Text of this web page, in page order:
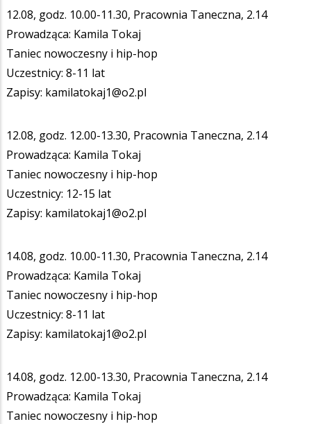
12.08, godz. 10.00-11.30, Pracownia Taneczna, 2.14
Prowadząca: Kamila Tokaj
Taniec nowoczesny i hip-hop
Uczestnicy: 8-11 lat
Zapisy: kamilatokaj1@o2.pl
12.08, godz. 12.00-13.30, Pracownia Taneczna, 2.14
Prowadząca: Kamila Tokaj
Taniec nowoczesny i hip-hop
Uczestnicy: 12-15 lat
Zapisy: kamilatokaj1@o2.pl
14.08, godz. 10.00-11.30, Pracownia Taneczna, 2.14
Prowadząca: Kamila Tokaj
Taniec nowoczesny i hip-hop
Uczestnicy: 8-11 lat
Zapisy: kamilatokaj1@o2.pl
14.08, godz. 12.00-13.30, Pracownia Taneczna, 2.14
Prowadząca: Kamila Tokaj
Taniec nowoczesny i hip-hop